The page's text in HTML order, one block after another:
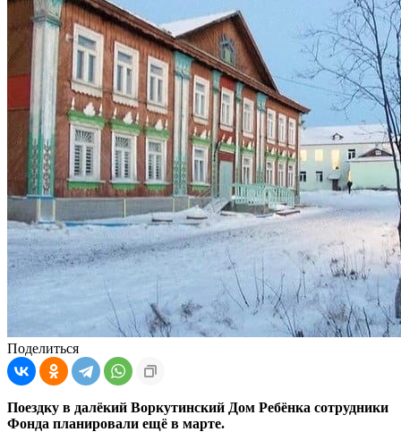
Поделиться
Поездку в далёкий Воркутинский Дом Ребёнка сотрудники
Фонда планировали ещё в марте.